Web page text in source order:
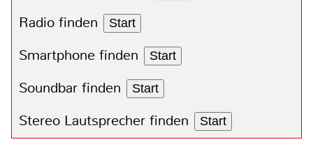
Radio finden Start
Smartphone finden Start
Soundbar finden Start
Stereo Lautsprecher finden Start